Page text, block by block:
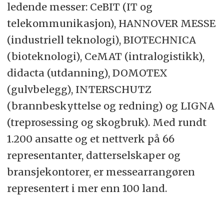
ledende messer: CeBIT (IT og
telekommunikasjon), HANNOVER MESSE
(industriell teknologi), BIOTECHNICA
(bioteknologi), CeMAT (intralogistikk),
didacta (utdanning), DOMOTEX
(gulvbelegg), INTERSCHUTZ
(brannbeskyttelse og redning) og LIGNA
(treprosessing og skogbruk). Med rundt
1.200 ansatte og et nettverk på 66
representanter, datterselskaper og
bransjekontorer, er messearrangøren
representert i mer enn 100 land.